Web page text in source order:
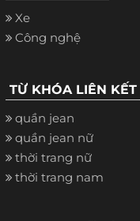
Xe
Công nghệ
TỪ KHÓA LIÊN KẾT
quần jean
quần jean nữ
thời trang nữ
thời trang nam